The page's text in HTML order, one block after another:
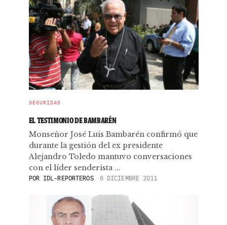
SEGURIDAD
EL TESTIMONIO DE BAMBARÉN
Monseñor José Luis Bambarén confirmó que
durante la gestión del ex presidente
Alejandro Toledo mantuvo conversaciones
con el líder senderista ...
POR IDL-REPORTEROS 6 DICIEMBRE 2011